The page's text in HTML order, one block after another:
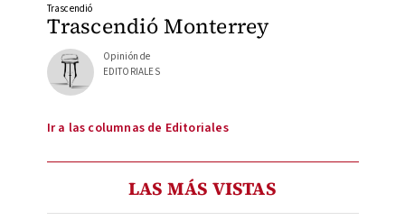
Trascendió Monterrey
Trascendió
Opinión de
EDITORIALES
Ir a las columnas de Editoriales
LAS MÁS VISTAS